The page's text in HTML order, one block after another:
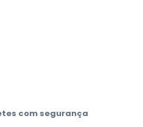
com segurança